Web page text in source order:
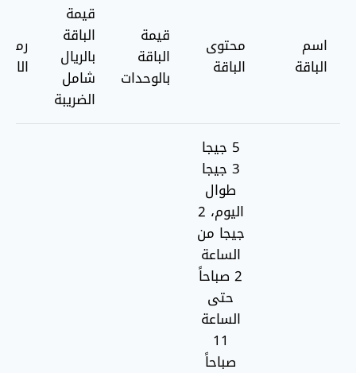
اسم
الباقة
محتوى
الباقة
قيمة
الباقة
بالوحدات
قيمة
الباقة
بالريال
شامل
الضريبة
رمز
5 جيجا
3 جيجا
طوال
اليوم، 2
جيجا من
الساعة
2 صباحاً
حتى
الساعة
11
صباحاً